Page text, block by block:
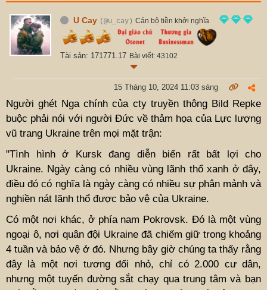
U Cay (@u_cay) Cán bộ tiền khởi nghĩa
Tài sản: 171771.17 Bài viết: 43102
15 Tháng 10, 2024 11:03 sáng
Người ghét Nga chính của cty truyền thông Bild Repke
buộc phải nói với người Đức về thảm họa của Lực lượng
vũ trang Ukraine trên mọi mặt trận:
"Tình hình ở Kursk đang diễn biến rất bất lợi cho
Ukraine. Ngày càng có nhiều vùng lãnh thổ xanh ở đây,
điều đó có nghĩa là ngày càng có nhiều sự phân mảnh và
nghiền nát lãnh thổ được bảo vệ của Ukraine.
Có một nơi khác, ở phía nam Pokrovsk. Đó là một vùng
ngoại ô, nơi quân đội Ukraine đã chiếm giữ trong khoảng
4 tuần và bảo vệ ở đó. Nhưng bây giờ chúng ta thấy rằng
đây là một nơi tương đối nhỏ, chỉ có 2.000 cư dân,
nhưng một tuyến đường sắt chạy qua trung tâm và bạn